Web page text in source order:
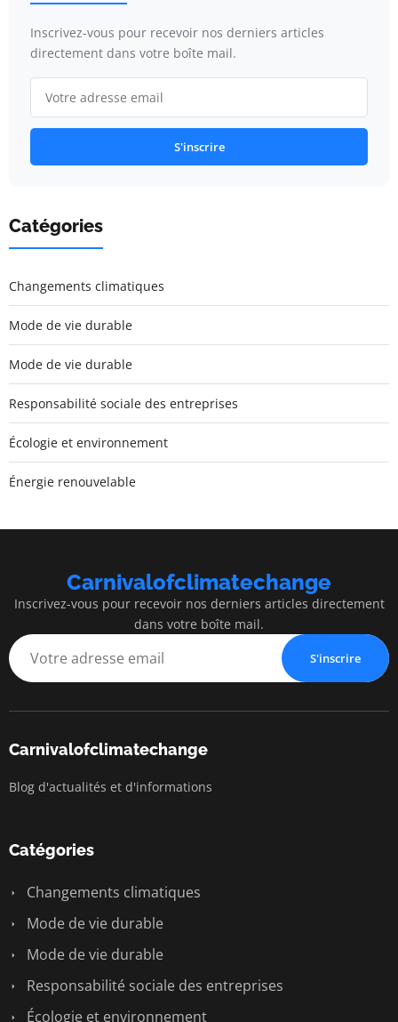
Inscrivez-vous pour recevoir nos derniers articles
directement dans votre boîte mail.
S'inscrire
Catégories
Changements climatiques
Mode de vie durable
Mode de vie durable
Responsabilité sociale des entreprises
Écologie et environnement
Énergie renouvelable
Carnivalofclimatechange
Inscrivez-vous pour recevoir nos derniers articles directement
dans votre boîte mail.
S'inscrire
Carnivalofclimatechange
Blog d'actualités et d'informations
Catégories
Changements climatiques
Mode de vie durable
Mode de vie durable
Responsabilité sociale des entreprises
Écologie et environnement